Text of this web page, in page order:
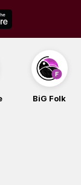
BiG Folk